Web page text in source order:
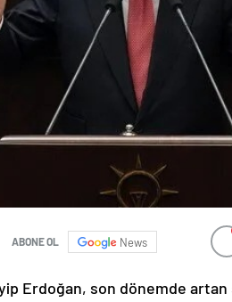
ABONE OL News
Erdoğan, son dönemde